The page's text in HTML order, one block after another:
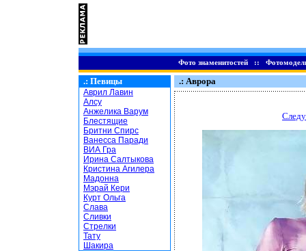
Фото знаменитостей::
.: Певицы
Аврил Лавин
Алсу
Анжелика Варум
Блестящие
Бритни Спирс
Ванесса Паради
ВИА Гра
Ирина Салтыкова
Кристина Агилера
Мадонна
Мэрай Кери
Курт Ольга
Слава
Сливки
Стрелки
Тату
Шакира
.: Аврора